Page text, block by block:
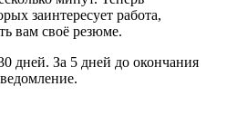
заинтересует работа,
вам своё резюме.
дней. За 5 дней до окончания